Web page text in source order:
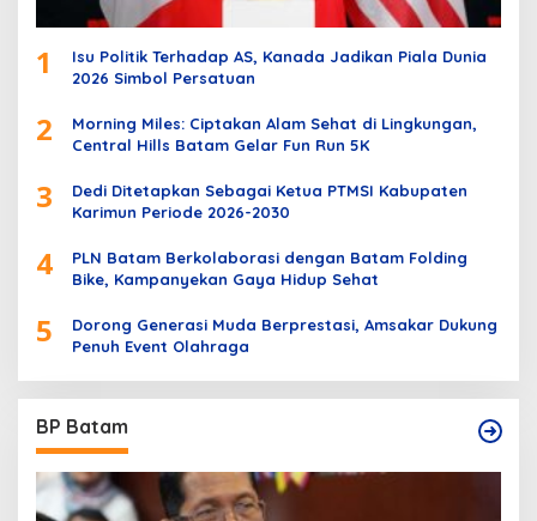
1
Isu Politik Terhadap AS, Kanada Jadikan Piala Dunia
2026 Simbol Persatuan
2
Morning Miles: Ciptakan Alam Sehat di Lingkungan,
Central Hills Batam Gelar Fun Run 5K
3
Dedi Ditetapkan Sebagai Ketua PTMSI Kabupaten
Karimun Periode 2026-2030
4
PLN Batam Berkolaborasi dengan Batam Folding
Bike, Kampanyekan Gaya Hidup Sehat
5
Dorong Generasi Muda Berprestasi, Amsakar Dukung
Penuh Event Olahraga
BP Batam